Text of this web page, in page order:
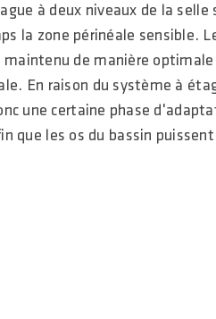
à deux niveaux de la selle
la zone périnéale sensible.
de manière
En raison du système à
une certaine phase
que les os du bassin